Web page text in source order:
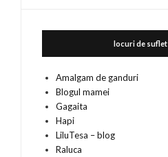
locuri de suflet
Amalgam de ganduri
Blogul mamei
Gagaita
Hapi
LiluTesa – blog
Raluca